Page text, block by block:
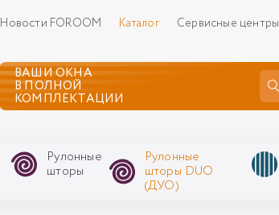
Новости FOROOM Каталог Сервисные центры
ВАШИ ОКНА
В ПОЛНОЙ
КОМПЛЕКТАЦИИ
Рулонные
шторы
Рулонные
шторы DUO
(ДУО)